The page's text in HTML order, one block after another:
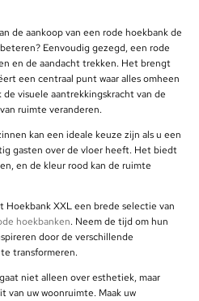
de aankoop van een rode hoekbank de
Eenvoudig gezegd, een rode
en de aandacht trekken. Het brengt
een centraal punt waar alles omheen
visuele aantrekkingskracht van de
ruimte veranderen.
kan een ideale keuze zijn als u een
gasten over de vloer heeft. Het biedt
en de kleur rood kan de ruimte
XXL een brede selectie van
hoekbanken. Neem de tijd om hun
door de verschillende
transformeren.
niet alleen over esthetiek, maar
van uw woonruimte. Maak uw